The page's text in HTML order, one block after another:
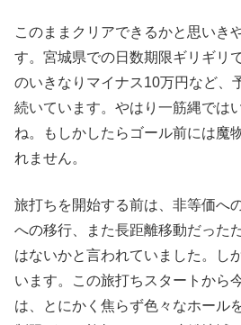
このままクリアできるかと思いき
す。宮城県での日数期限ギリギリ
のいきなりマイナス10万円など、
続いています。やはり一筋縄では
ね。もしかしたらゴール前には魔
れません。
旅打ちを開始する前は、非等価へ
への移行、また長距離移動だった
はないかと言われていました。し
います。この旅打ちスタートから
は、とにかく焦らず色々なホール